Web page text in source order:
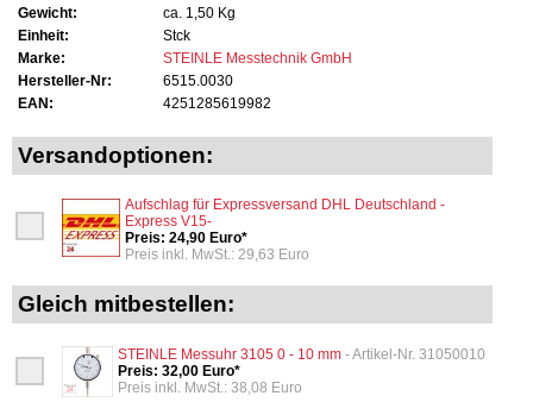
Gewicht:
ca. 1,50 Kg
Einheit:
Stck
Marke:
STEINLE Messtechnik GmbH
Hersteller-Nr:
6515.0030
EAN:
4251285619982
Versandoptionen:
Aufschlag für Expressversand DHL Deutschland -
Express V15-
Preis: 24,90 Euro*
Preis inkl. MwSt.: 29,63 Euro
Gleich mitbestellen:
STEINLE Messuhr 3105 0 - 10 mm - Artikel-Nr. 31050010
Preis: 32,00 Euro*
Preis inkl. MwSt.: 38,08 Euro